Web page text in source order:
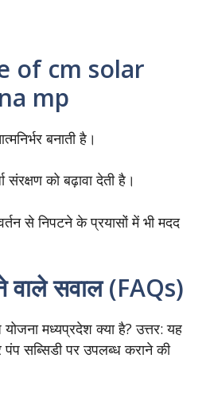
of cm solar
mp
बनाती है।
को बढ़ावा देती है।
से निपटने के प्रयासों में भी मदद
वाले सवाल (FAQs)
मध्यप्रदेश क्या है? उत्तर: यह
पंप सब्सिडी पर उपलब्ध कराने की